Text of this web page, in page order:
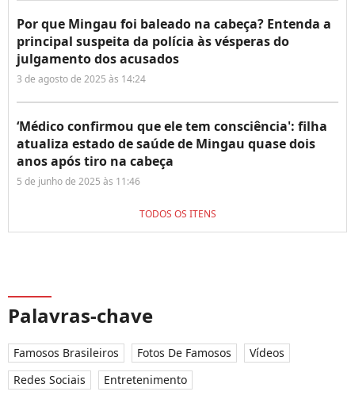
Por que Mingau foi baleado na cabeça? Entenda a
principal suspeita da polícia às vésperas do
julgamento dos acusados
3 de agosto de 2025 às 14:24
‘Médico confirmou que ele tem consciência': filha
atualiza estado de saúde de Mingau quase dois
anos após tiro na cabeça
5 de junho de 2025 às 11:46
TODOS OS ITENS
Palavras-chave
Famosos Brasileiros Fotos De Famosos
Vídeos
Redes Sociais
Entretenimento